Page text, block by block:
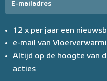
12 x per jaar een
e-mail van
Altijd op de hoogte van
acties